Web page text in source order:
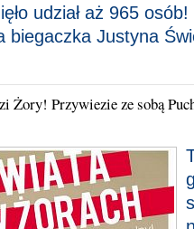
udział aż 965
biegaczka Justyna
Żory! Przywiezie ze sobą